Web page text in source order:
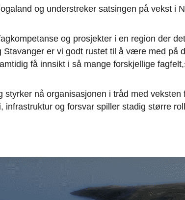
og understreker satsingen på vekst i
og prosjekter i en region der
er vi godt rustet til å være med på
få innsikt i så mange forskjellige
nå organisasjonen i tråd med veksten
og forsvar spiller stadig større